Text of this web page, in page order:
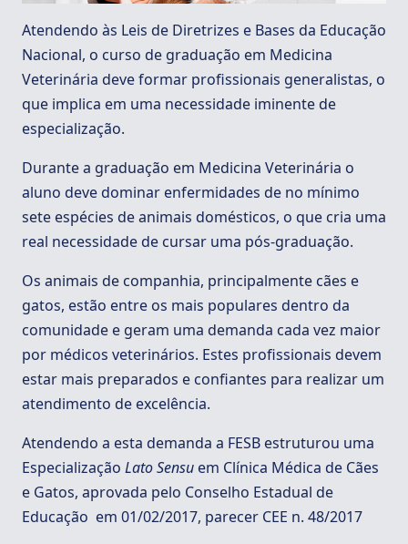
Atendendo às Leis de Diretrizes e Bases da Educação
Nacional, o curso de graduação em Medicina
Veterinária deve formar profissionais generalistas, o
que implica em uma necessidade iminente de
especialização.
Durante a graduação em Medicina Veterinária o
aluno deve dominar enfermidades de no mínimo
sete espécies de animais domésticos, o que cria uma
real necessidade de cursar uma pós-graduação.
Os animais de companhia, principalmente cães e
gatos, estão entre os mais populares dentro da
comunidade e geram uma demanda cada vez maior
por médicos veterinários. Estes profissionais devem
estar mais preparados e confiantes para realizar um
atendimento de excelência.
Atendendo a esta demanda a FESB estruturou uma
Especialização Lato Sensu em Clínica Médica de Cães
e Gatos, aprovada pelo Conselho Estadual de
Educação em 01/02/2017, parecer CEE n. 48/2017